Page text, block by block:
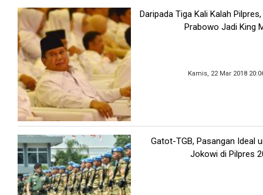
Daripada Tiga Kali Kalah
Prabowo Jadi King
Kamis, 22 Mar 2018
Gatot-TGB, Pasangan Ideal
Jokowi di Pilpres